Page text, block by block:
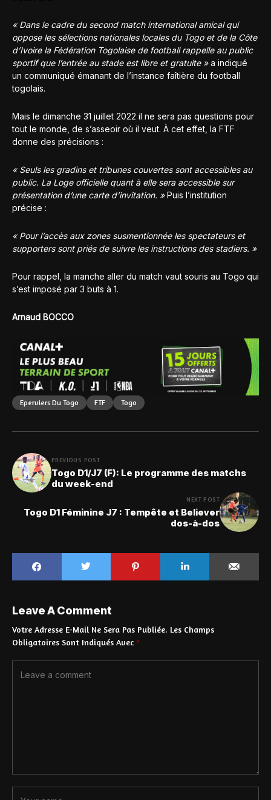
« Dans le cadre du second match international amical qui
oppose les sélections nationales locales du Togo et de la Côte
d’Ivoire la Fédération Togolaise de football rappelle au public
sportif que l’entrée au stade est libre et gratuite »a indiqué
un communiqué émanant de l’instance faîtière du football
togolais.
Mais le dimanche 31 juillet 2022 il ne sera pas questions pour
tout le monde, de s’asseoir où il veut. À cet effet, la FTF
donne des précisions :
« Seuls les gradins et tribunes couvertes sont accessibles au
public. La Loge officielle quant à elle sera accessible sur
présentation d’une carte d’invitation. »Puis l’institution
précise :
« Pour l’accès aux zones susmentionnée les spectateurs et
supporters sont priés de suivre les instructions des stadiers. »
Pour rappel, la manche aller du match vaut souris au Togo qui
s’est imposé par 3 buts à 1.
Arnaud BOCCO
Eperviers Du Togo FTF Togo
PREVIOUS POST
Togo D1/J7 (F): Le programme des matchs
du week-end
NEXT POST
Togo D1 Féminine J7 : Tempête et Believer
dos-à-dos
Leave A Comment
Votre Adresse E-Mail Ne Sera Pas Publiée. Les Champs
Obligatoires Sont Indiqués Avec *